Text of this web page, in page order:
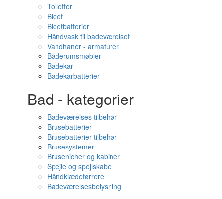
Toiletter
Bidet
Bidetbatterier
Håndvask til badeværelset
Vandhaner - armaturer
Baderumsmøbler
Badekar
Badekarbatterier
Bad - kategorier
Badeværelses tilbehør
Brusebatterier
Brusebatterier tilbehør
Brusesystemer
Brusenicher og kabiner
Spejle og spejlskabe
Håndklædetørrere
Badeværelsesbelysning